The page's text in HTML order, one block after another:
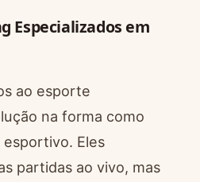
Especializados em
ao esporte
na forma como
Eles
partidas ao vivo, mas